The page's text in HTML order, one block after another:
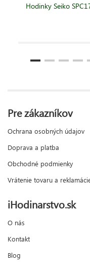
Hodinky Seiko
Pre zákazníkov
Ochrana osobných údajov
Doprava a platba
Obchodné podmienky
Vrátenie tovaru a
iHodinarstvo.sk
O nás
Kontakt
Blog